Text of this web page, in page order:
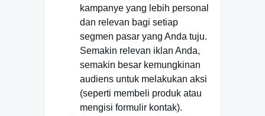
kampanye yang lebih personal
dan relevan bagi setiap
segmen pasar yang Anda tuju.
Semakin relevan iklan Anda,
semakin besar kemungkinan
audiens untuk melakukan aksi
(seperti membeli produk atau
mengisi formulir kontak).